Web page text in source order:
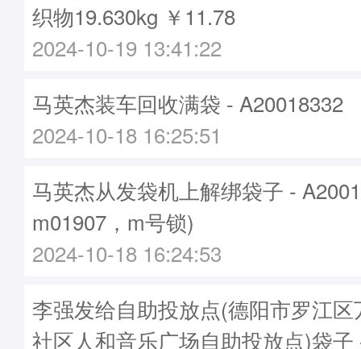
织物19.630kg ￥11.78
2024-10-19 13:41:22
马英杰装车回收满袋 - A20018332
2024-10-18 16:25:51
马英杰从发袋机上解绑袋子 -
m01907，m号锁)
2024-10-18 16:24:53
李强发给自助投放点(德阳市罗江
社区人和音乐广场自助投放点)袋子